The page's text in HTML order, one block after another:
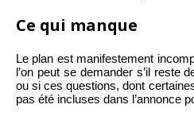
Ce qui manque
Le plan est manifestement
l’on peut se demander s’il reste
ou si ces questions, dont
pas été incluses dans l’annonce